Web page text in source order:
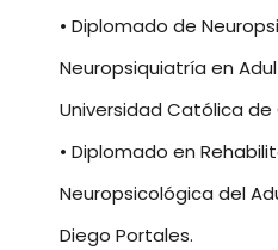
• Diplomado de
Neuropsiquiatría en
Universidad Católica de
• Diplomado en
Neuropsicológica del
Diego Portales.